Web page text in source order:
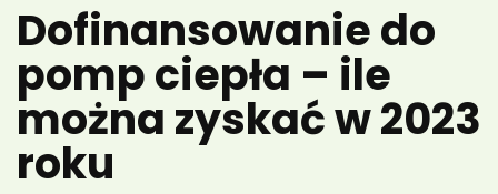
Dofinansowanie do
pomp ciepła – ile
można zyskać w 2023
roku